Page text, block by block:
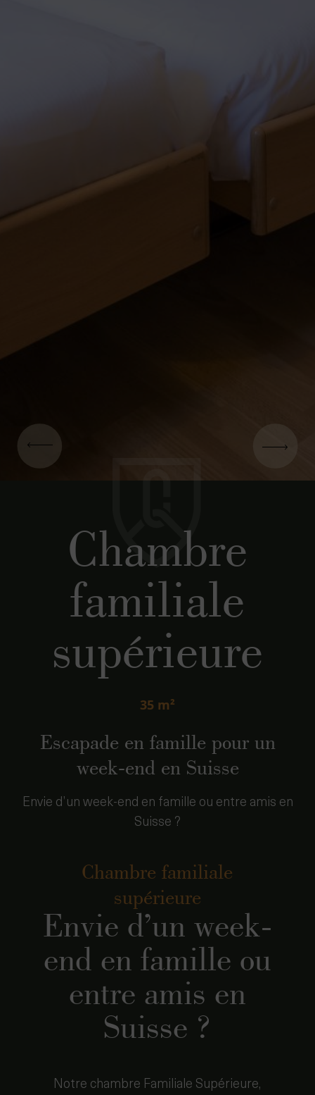
Chambre
familiale
supérieure
35 m²
Escapade en famille pour un
week-end en Suisse
Envie d’un week-end en famille ou entre amis en
Suisse ?
Chambre familiale
supérieure
Envie d’un week-
end en famille ou
entre amis en
Suisse ?
Notre chambre Familiale Supérieure,